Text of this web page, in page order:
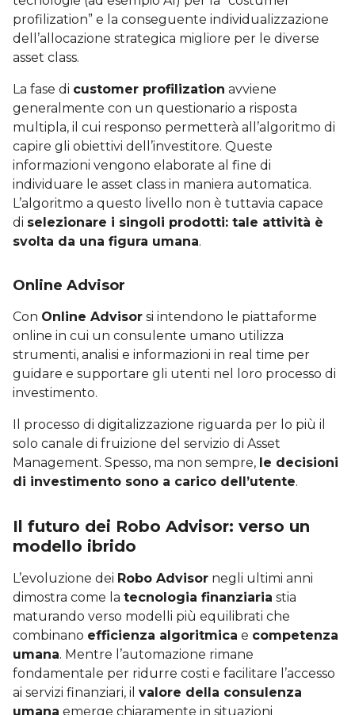
profilization” e la conseguente individualizzazione
dell’allocazione strategica migliore per le diverse
asset class.
La fase di customer profilization avviene
generalmente con un questionario a risposta
multipla, il cui responso permetterà all’algoritmo di
capire gli obiettivi dell’investitore. Queste
informazioni vengono elaborate al fine di
individuare le asset class in maniera automatica.
L’algoritmo a questo livello non è tuttavia capace
di selezionare i singoli prodotti: tale attività è
svolta da una figura umana.
Online Advisor
Con Online Advisor si intendono le piattaforme
online in cui un consulente umano utilizza
strumenti, analisi e informazioni in real time per
guidare e supportare gli utenti nel loro processo di
investimento.
Il processo di digitalizzazione riguarda per lo più il
solo canale di fruizione del servizio di Asset
Management. Spesso, ma non sempre, le decisioni
di investimento sono a carico dell’utente.
Il futuro dei Robo Advisor: verso un
modello ibrido
L’evoluzione dei Robo Advisor negli ultimi anni
dimostra come la tecnologia finanziaria stia
maturando verso modelli più equilibrati che
combinano efficienza algoritmica e competenza
umana. Mentre l’automazione rimane
fondamentale per ridurre costi e facilitare l’accesso
ai servizi finanziari, il valore della consulenza
umana emerge chiaramente in situazioni